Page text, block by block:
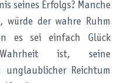
seines Erfolgs? Manche
würde der wahre Ruhm
es sei einfach Glück
ist, seine
unglaublicher Reichtum